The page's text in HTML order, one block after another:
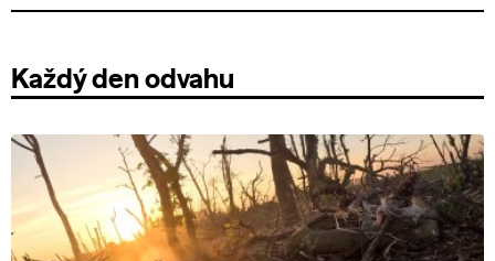
Každý den odvahu